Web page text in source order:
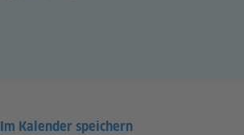
Im Kalender speichern